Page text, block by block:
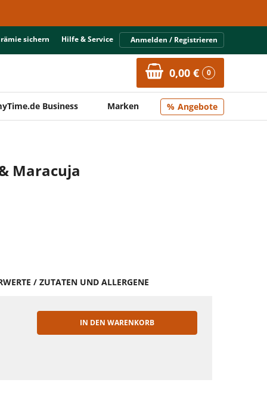
sichern Hilfe & Service Anmelden / Registrieren
0,00 € 0
Business Marken Angebote
Maracuja
/ ZUTATEN UND ALLERGENE
IN DEN WARENKORB